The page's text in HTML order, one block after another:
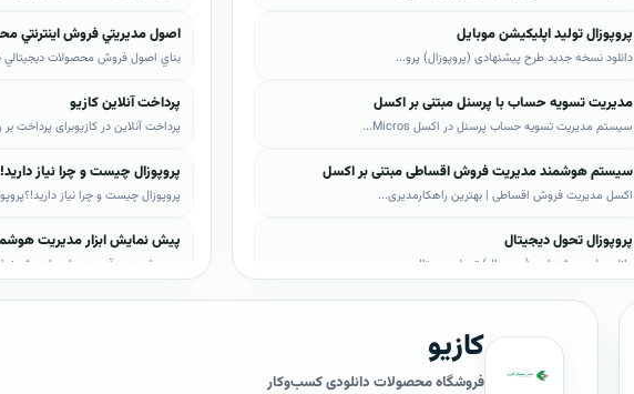
پروپوزال تولید اپلیکیشن موبایل
دانلود نسخه جدید طرح پیشنهادی (پروپوزال) پرو...
مدیریت تسویه حساب با پرسنل مبتنی بر اکسل
سیستم مدیریت تسویه حساب پرسنل در اکسل Micros...
سیستم هوشمند مدیریت فروش اقساطی مبتنی بر اکسل
اکسل مدیریت فروش اقساطی | بهترین راهکارمدیری...
پروپوزال تحول دیجیتال
دانلود طرح پیشنهادی (پروپوزال) تحول دیجیتال،...
پروپوزال AI
دانلود طرح پيشنهادي(پروپوزال) هوش مصنوعی (AI...
پروپوزال بیزاجی
اصول مديريتي فروش اينترنتي
بناي اصول فروش محصولات ديجيتالي
پرداخت آنلاین کازیو
پرداخت آنلاین در کازیوبرای پرداخت
پروپوزال چیست و چرا نیاز
پروپوزال چیست و چرا نیاز
پیش نمایش ابزار مدیریت
در ویدئوی زیر قسمت‌هایی از پیش
کازیو
فروشگاه محصولات دانلودی کسب‌وکار